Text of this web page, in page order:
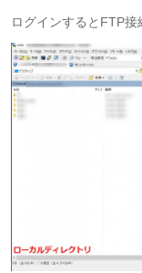
ログインするとFTP接